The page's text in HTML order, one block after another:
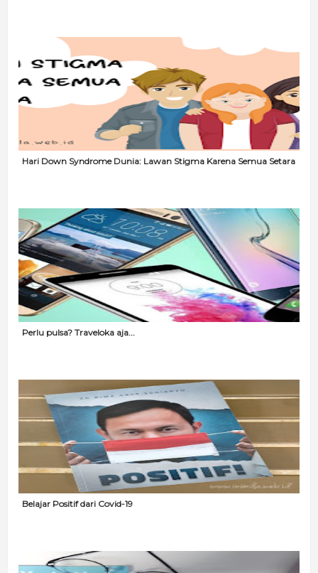
Hari Down Syndrome Dunia: Lawan Stigma Karena Semua Setara
Perlu pulsa? Traveloka aja...
Belajar Positif dari Covid-19